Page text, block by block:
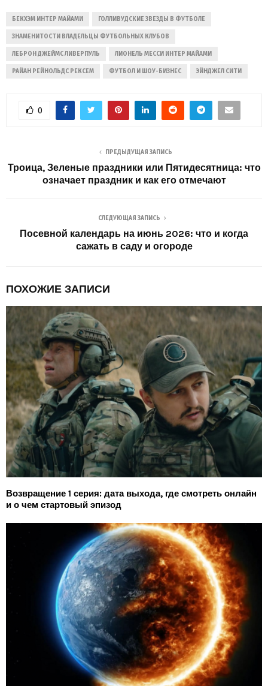
БЕКХЭМ ИНТЕР МАЙАМИ ГОЛЛИВУДСКИЕ ЗВЕЗДЫ В ФУТБОЛЕ
ЗНАМЕНИТОСТИ ВЛАДЕЛЬЦЫ ФУТБОЛЬНЫХ КЛУБОВ
ЛЕБРОН ДЖЕЙМС ЛИВЕРПУЛЬ ЛИОНЕЛЬ МЕССИ ИНТЕР МАЙАМИ
РАЙАН РЕЙНОЛЬДС РЕКСЕМ ФУТБОЛ И ШОУ-БИЗНЕС ЭЙНДЖЕЛ СИТИ
0
ПРЕДЫДУЩАЯ ЗАПИСЬ
Троица, Зеленые праздники или Пятидесятница: что
означает праздник и как его отмечают
СЛЕДУЮЩАЯ ЗАПИСЬ
Посевной календарь на июнь 2026: что и когда
сажать в саду и огороде
ПОХОЖИЕ ЗАПИСИ
Возвращение 1 серия: дата выхода, где смотреть онлайн
и о чем стартовый эпизод